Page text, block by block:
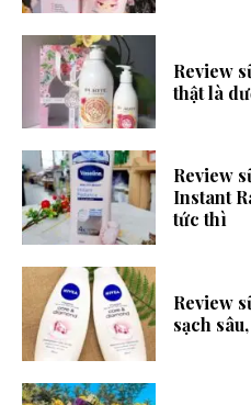
Review
thật là
Review
Instant
tức thì
Review
sạch